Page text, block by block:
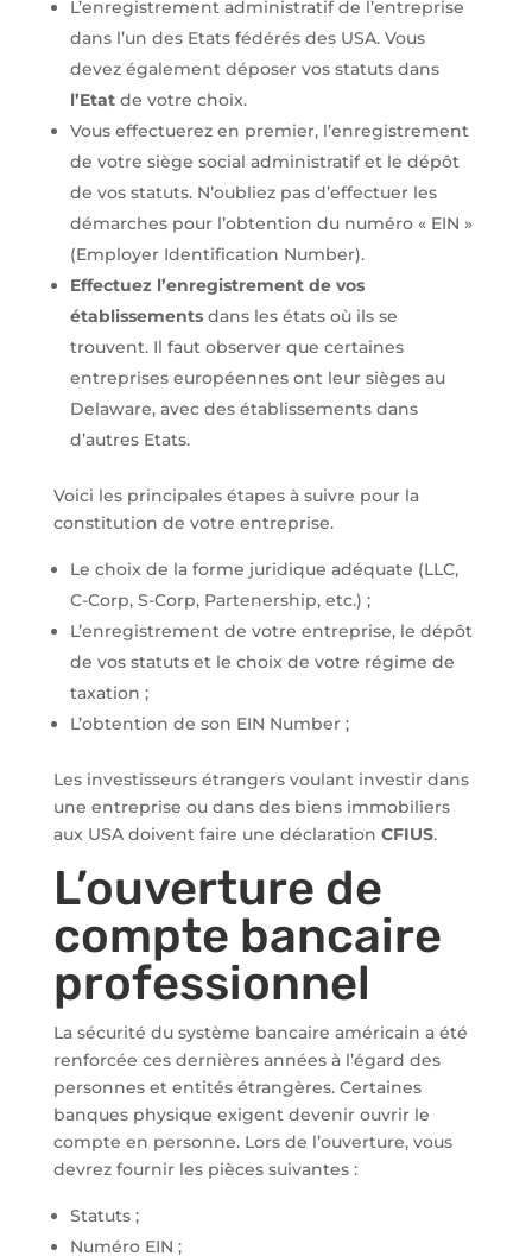
L’enregistrement administratif de l’entreprise
dans l’un des Etats fédérés des USA. Vous
devez également déposer vos statuts dans
l’Etat de votre choix.
Vous effectuerez en premier, l’enregistrement
de votre siège social administratif et le dépôt
de vos statuts. N’oubliez pas d’effectuer les
démarches pour l’obtention du numéro « EIN »
(Employer Identification Number).
Effectuez l’enregistrement de vos
établissementsdans les états où ils se
trouvent. Il faut observer que certaines
entreprises européennes ont leur sièges au
Delaware, avec des établissements dans
d’autres Etats.
Voici les principales étapes à suivre pour la
constitution de votre entreprise.
Le choix de la forme juridique adéquate (LLC,
C-Corp, S-Corp, Partenership, etc.) ;
L’enregistrement de votre entreprise, le dépôt
de vos statuts et le choix de votre régime de
taxation ;
L’obtention de son EIN Number ;
Les investisseurs étrangers voulant investir dans
une entreprise ou dans des biens immobiliers
aux USA doivent faire une déclaration CFIUS.
L’ouverture de
compte bancaire
professionnel
La sécurité du système bancaire américain a été
renforcée ces dernières années à l’égard des
personnes et entités étrangères. Certaines
banques physique exigent devenir ouvrir le
compte en personne. Lors de l’ouverture, vous
devrez fournir les pièces suivantes :
Statuts ;
Numéro EIN ;